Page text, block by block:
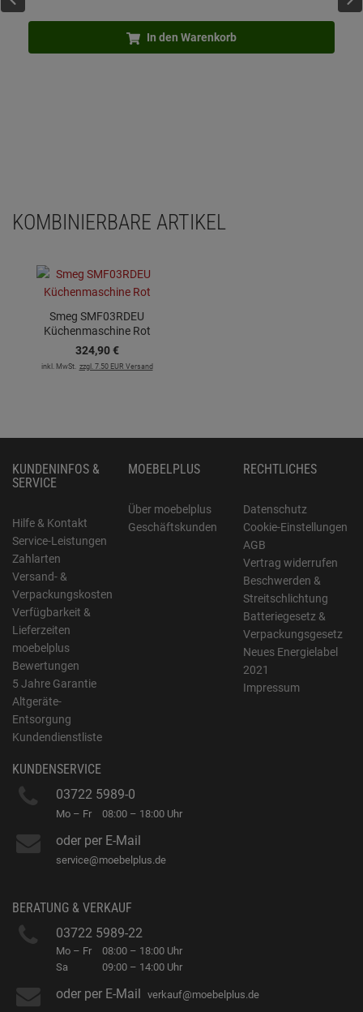
In den Warenkorb
KOMBINIERBARE ARTIKEL
Smeg SMF03RDEU
Küchenmaschine Rot
324,90 €
inkl. MwSt. zzgl. 7.50 EUR Versand
KUNDENINFOS &
SERVICE
Hilfe & Kontakt
Service-Leistungen
Zahlarten
Versand- &
Verpackungskosten
Verfügbarkeit &
Lieferzeiten
moebelplus
Bewertungen
5 Jahre Garantie
Altgeräte-
Entsorgung
Kundendienstliste
MOEBELPLUS
Über moebelplus
Geschäftskunden
RECHTLICHES
Datenschutz
Cookie-Einstellungen
AGB
Vertrag widerrufen
Beschwerden &
Streitschlichtung
Batteriegesetz &
Verpackungsgesetz
Neues Energielabel
2021
Impressum
KUNDENSERVICE
03722 5989-0
Mo – Fr 08:00 – 18:00 Uhr
oder per E-Mail
service@moebelplus.de
BERATUNG & VERKAUF
03722 5989-22
Mo – Fr
Sa
08:00 – 18:00 Uhr
09:00 – 14:00 Uhr
oder per E-Mail verkauf@moebelplus.de